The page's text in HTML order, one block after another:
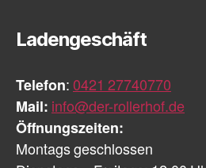
Ladengeschäft
Telefon: 0421 27740770
Mail: info@der-rollerhof.de
Öffnungszeiten:
Montags geschlossen